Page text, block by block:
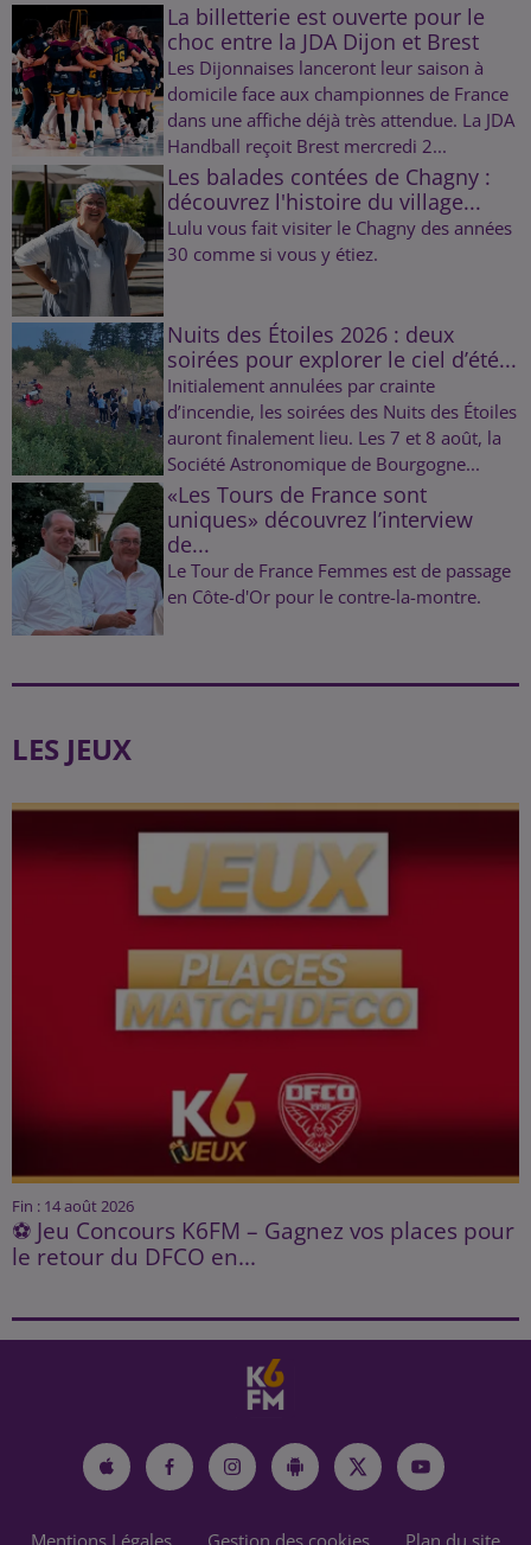
La billetterie est ouverte pour le
choc entre la JDA Dijon et Brest
Les Dijonnaises lanceront leur saison à
domicile face aux championnes de France
dans une affiche déjà très attendue. La JDA
Handball reçoit Brest mercredi 2...
Les balades contées de Chagny :
découvrez l'histoire du village...
Lulu vous fait visiter le Chagny des années
30 comme si vous y étiez.
Nuits des Étoiles 2026 : deux
soirées pour explorer le ciel d’été...
Initialement annulées par crainte
d’incendie, les soirées des Nuits des Étoiles
auront finalement lieu. Les 7 et 8 août, la
Société Astronomique de Bourgogne...
«Les Tours de France sont
uniques» découvrez l’interview
de...
Le Tour de France Femmes est de passage
en Côte-d'Or pour le contre-la-montre.
LES JEUX
Fin : 14 août 2026
⚽ Jeu Concours K6FM – Gagnez vos places pour
le retour du DFCO en...
Mentions Légales Gestion des cookies Plan du site